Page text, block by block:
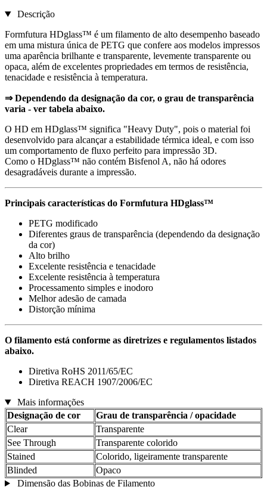
Descrição
Formfutura HDglass™ é um filamento de alto desempenho baseado
em uma mistura única de PETG que confere aos modelos impressos
uma aparência brilhante e transparente, levemente transparente ou
opaca, além de excelentes propriedades em termos de resistência,
tenacidade e resistência à temperatura.
⇒ Dependendo da designação da cor, o grau de transparência
varia - ver tabela abaixo.
O HD em HDglass™ significa "Heavy Duty", pois o material foi
desenvolvido para alcançar a estabilidade térmica ideal, e com isso
um comportamento de fluxo perfeito para impressão 3D.
Como o HDglass™ não contém Bisfenol A, não há odores
desagradáveis durante a impressão.
Principais características do Formfutura HDglass™
PETG modificado
Diferentes graus de transparência (dependendo da designação
da cor)
Alto brilho
Excelente resistência e tenacidade
Excelente resistência à temperatura
Processamento simples e inodoro
Melhor adesão de camada
Distorção mínima
O filamento está conforme as diretrizes e regulamentos listados
abaixo.
Diretiva RoHS 2011/65/EC
Diretiva REACH 1907/2006/EC
Mais informações
Designação de cor
Grau de transparência / opacidade
Clear
Transparente
See Through
Transparente colorido
Stained
Colorido, ligeiramente transparente
Blinded
Opaco
Dimensão das Bobinas de Filamento